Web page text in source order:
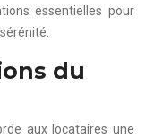
essentielles pour
du
aux locataires une